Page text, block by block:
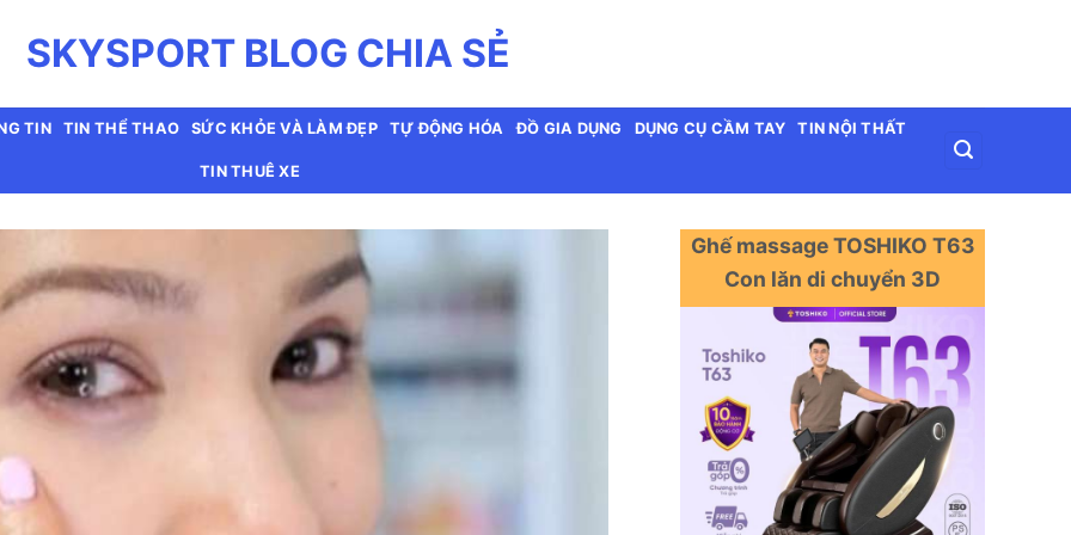
SKYSPORT BLOG CHIA SẺ
TIN TIN THỂ THAO SỨC KHỎE VÀ LÀM ĐẸP TỰ ĐỘNG HÓA ĐỒ GIA DỤNG DỤNG CỤ CẦM TAY TIN NỘI THẤT
TIN THUÊ XE
Ghế massage TOSHIKO T63
Con lăn di chuyển 3D